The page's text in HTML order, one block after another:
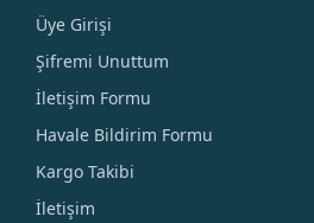
Üye Girişi
Şifremi Unuttum
İletişim Formu
Havale Bildirim Formu
Kargo Takibi
İletişim